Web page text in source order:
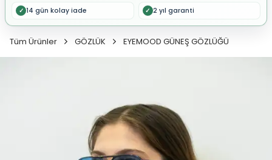
✓ 14 gün kolay iade ✓ 2 yıl garanti
Tüm Ürünler GÖZLÜK EYEMOOD GÜNEŞ GÖZLÜĞÜ